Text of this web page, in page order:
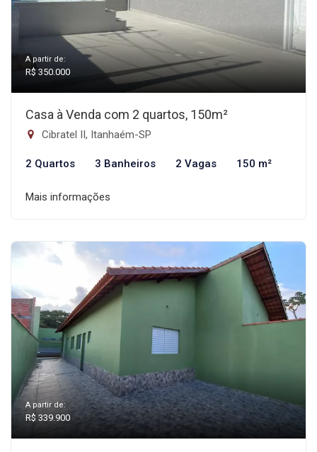
A partir de:
R$ 350.000
Casa à Venda com 2 quartos, 150m²
Cibratel II, Itanhaém-SP
2 Quartos 3 Banheiros 2 Vagas 150 m²
Mais informações
A partir de:
R$ 339.900